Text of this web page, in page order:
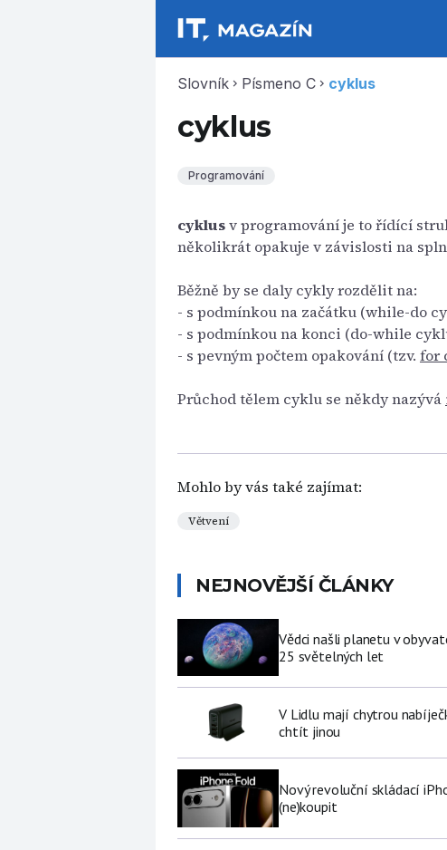
Slovník chevron_right Písmeno C chevron_right cyklus
cyklus
Programování
cyklusv programování je to řídící
několikrát opakuje v závislosti na
Běžně by se daly cykly rozdělit na:
- s podmínkou na začátku (while-do
- s podmínkou na konci (do-while
- s pevným počtem opakování (tzv. for
Průchod tělem cyklu se někdy nazývá
Mohlo by vás také zajímat:
Větvení
NEJNOVĚJŠÍ ČLÁNKY
Vědci našli planetu v
25 světelných let
V Lidlu mají chytrou
chtít jinou
Nový revoluční skládací
(ne)koupit